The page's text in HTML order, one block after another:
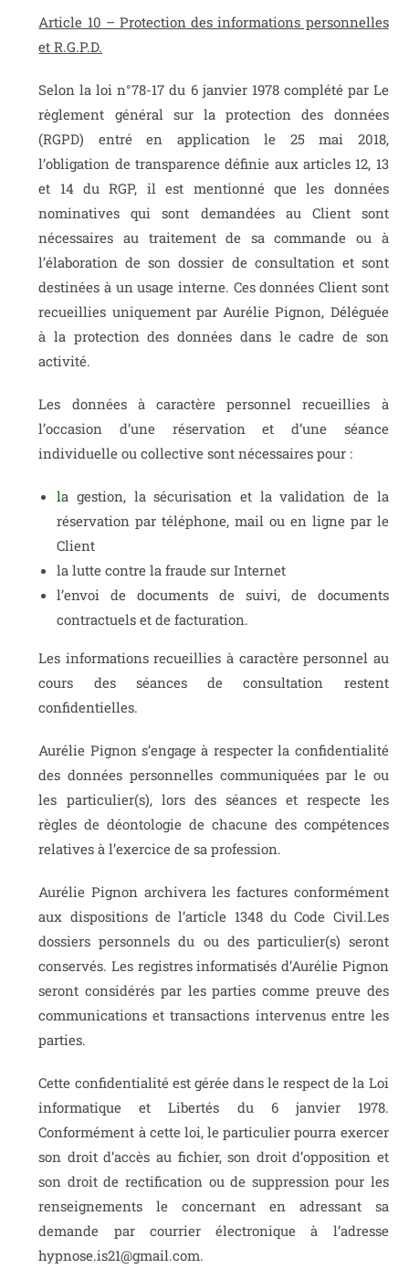
Article 10 – Protection des informations personnelles
et R.G.P.D.
Selon la loi n°78-17 du 6 janvier 1978 complété par Le
règlement général sur la protection des données
(RGPD) entré en application le 25 mai 2018,
l’obligation de transparence définie aux articles 12, 13
et 14 du RGP, il est mentionné que les données
nominatives qui sont demandées au Client sont
nécessaires au traitement de sa commande ou à
l’élaboration de son dossier de consultation et sont
destinées à un usage interne. Ces données Client sont
recueillies uniquement par Aurélie Pignon, Déléguée
à la protection des données dans le cadre de son
activité.
Les données à caractère personnel recueillies à
l’occasion d’une réservation et d’une séance
individuelle ou collective sont nécessaires pour :
la gestion, la sécurisation et la validation de la
réservation par téléphone, mail ou en ligne par le
Client
la lutte contre la fraude sur Internet
l’envoi de documents de suivi, de documents
contractuels et de facturation.
Les informations recueillies à caractère personnel au
cours des séances de consultation restent
confidentielles.
Aurélie Pignon s’engage à respecter la confidentialité
des données personnelles communiquées par le ou
les particulier(s), lors des séances et respecte les
règles de déontologie de chacune des compétences
relatives à l’exercice de sa profession.
Aurélie Pignon archivera les factures conformément
aux dispositions de l’article 1348 du Code Civil.Les
dossiers personnels du ou des particulier(s) seront
conservés. Les registres informatisés d’Aurélie Pignon
seront considérés par les parties comme preuve des
communications et transactions intervenus entre les
parties.
Cette confidentialité est gérée dans le respect de la Loi
informatique et Libertés du 6 janvier 1978.
Conformément à cette loi, le particulier pourra exercer
son droit d’accès au fichier, son droit d’opposition et
son droit de rectification ou de suppression pour les
renseignements le concernant en adressant sa
demande par courrier électronique à l’adresse
hypnose.is21@gmail.com.